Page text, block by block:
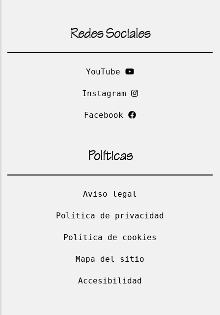
Redes Sociales
YouTube
Instagram
Facebook
Políticas
Aviso legal
Política de privacidad
Política de cookies
Mapa del sitio
Accesibilidad